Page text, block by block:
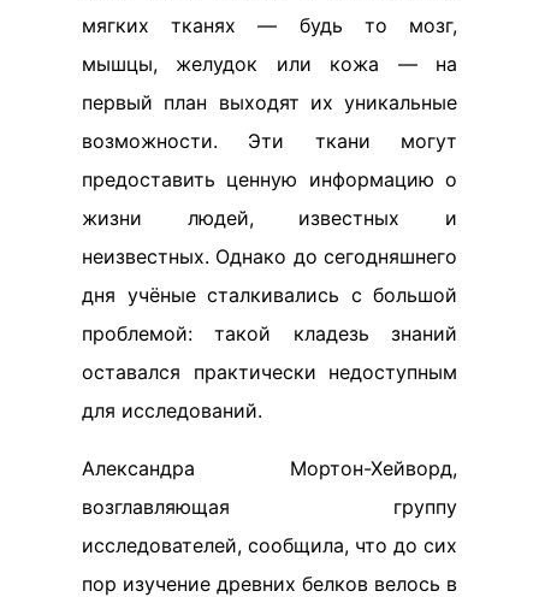
мягких тканях — будь то мозг,
мышцы, желудок или кожа — на
первый план выходят их уникальные
возможности. Эти ткани могут
предоставить ценную информацию о
жизни людей, известных и
неизвестных. Однако до сегодняшнего
дня учёные сталкивались с большой
проблемой: такой кладезь знаний
оставался практически недоступным
для исследований.
Александра Мортон-Хейворд,
возглавляющая группу
исследователей, сообщила, что до сих
пор изучение древних белков велось в